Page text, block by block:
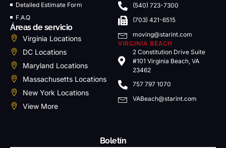
Detailed Estimate Form
F.A.Q
Áreas de servicio
Virginia Locations
DC Locations
Maryland Locations
Massachusetts Locations
New York Locations
View More
(540) 723-7300
(703) 421-6515
moving@starint.com
VIRGINIA BEACH
2 Constitution Drive Suite
#101 Virginia Beach, VA
23462
757 797 1070
VABeach@starint.com
Boletín